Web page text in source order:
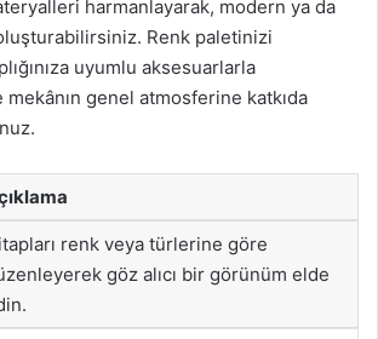
harmanlayarak, modern ya da
Renk paletinizi
uyumlu aksesuarlarla
genel atmosferine katkıda
renk veya türlerine göre
göz alıcı bir görünüm elde